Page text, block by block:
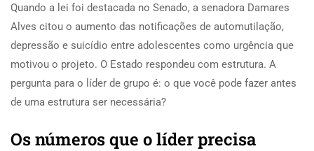
Quando a lei foi destacada no Senado, a senadora Damares
Alves citou o aumento das notificações de automutilação,
depressão e suicídio entre adolescentes como urgência que
motivou o projeto. O Estado respondeu com estrutura. A
pergunta para o líder de grupo é: o que você pode fazer antes
de uma estrutura ser necessária?
Os números que o líder precisa